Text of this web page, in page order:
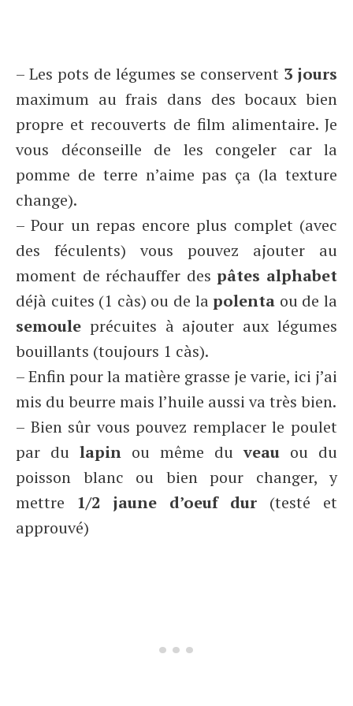
– Les pots de légumes se conservent 3 jours
maximum au frais dans des bocaux bien
propre et recouverts de film alimentaire. Je
vous déconseille de les congeler car la
pomme de terre n’aime pas ça (la texture
change).
– Pour un repas encore plus complet (avec
des féculents) vous pouvez ajouter au
moment de réchauffer despâtes alphabet
déjà cuites (1 càs) ou de lapolenta ou de la
semoule précuites à ajouter aux légumes
bouillants (toujours 1 càs).
– Enfin pour la matière grasse je varie, ici j’ai
mis du beurre mais l’huile aussi va très bien.
– Bien sûr vous pouvez remplacer le poulet
par du lapin ou même duveau ou du
poisson blanc ou bien pour changer, y
mettre 1/2 jaune d’oeuf dur (testé et
approuvé)